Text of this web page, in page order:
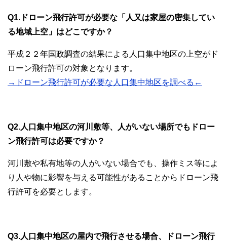
Q1.ドローン飛行許可が必要な「人又は家屋の密集してい
る地域上空」はどこですか？
平成２２年国政調査の結果による人口集中地区の上空がド
ローン飛行許可の対象となります。
→ドローン飛行許可が必要な人口集中地区を調べる←
Q2.人口集中地区の河川敷等、人がいない場所でもドロー
ン飛行許可は必要ですか？
河川敷や私有地等の人がいない場合でも、操作ミス等によ
り人や物に影響を与える可能性があることからドローン飛
行許可を必要とします。
Q3.人口集中地区の屋内で飛行させる場合、ドローン飛行